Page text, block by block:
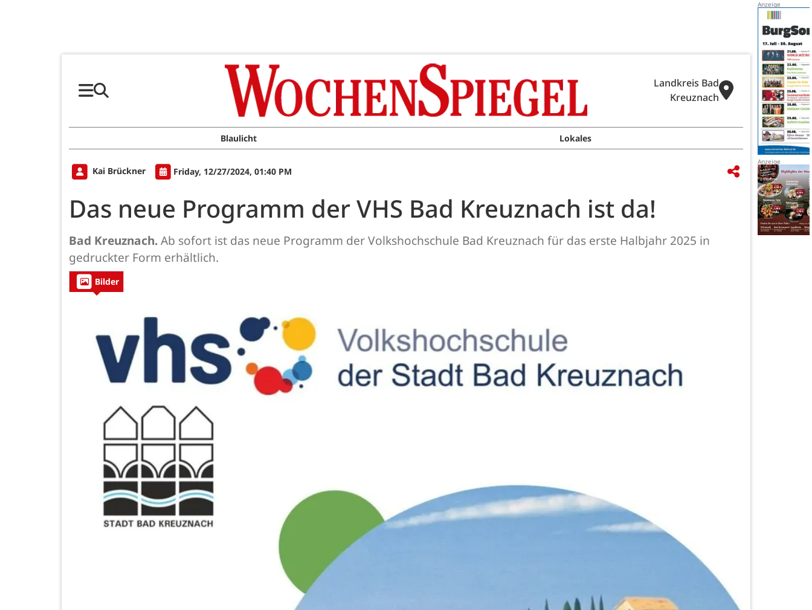
Landkreis Bad
Kreuznach
Blaulicht Lokales
Kai Brückner Friday, 12/27/2024, 01:40 PM
Das neue Programm der VHS Bad Kreuznach ist da!
Bad Kreuznach.Ab sofort ist das neue Programm der Volkshochschule Bad Kreuznach für das erste Halbjahr 2025 in
gedruckter Form erhältlich.
Bilder